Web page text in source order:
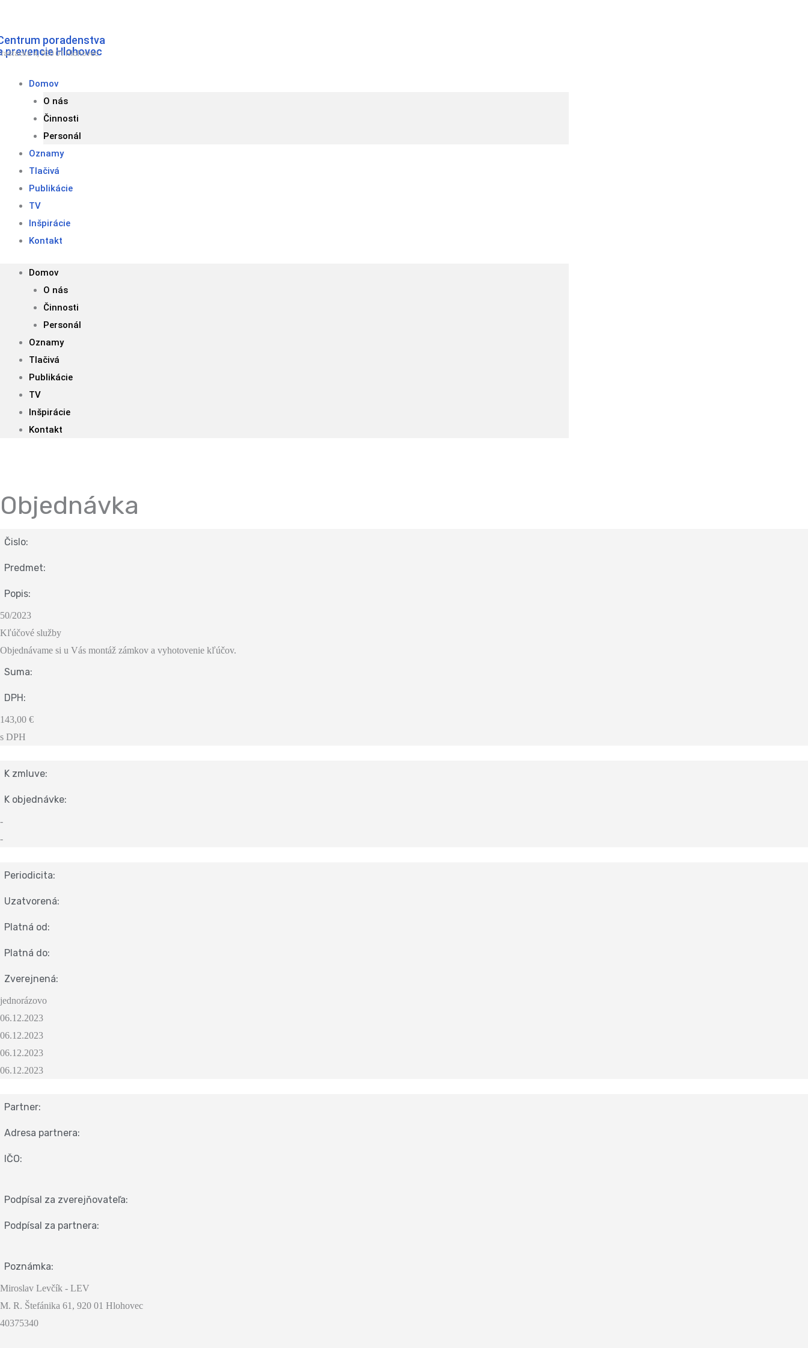
obsah
poradenstva
prevencie Hlohovec
4, 920 01 Hlohovec
Domov
O nás
Činnosti
Personál
Oznamy
Tlačivá
Publikácie
TV
Inšpirácie
Kontakt
Domov
O nás
Činnosti
Personál
Oznamy
Tlačivá
Publikácie
TV
Inšpirácie
Kontakt
Objednávka
Čislo:
Predmet:
Popis:
50/2023
Kľúčové služby
Objednávame si u Vás montáž zámkov a vyhotovenie kľúčov.
Suma:
DPH:
143,00 €
s DPH
K zmluve:
K objednávke:
-
-
Periodicita:
Uzatvorená:
Platná od:
Platná do:
Zverejnená:
jednorázovo
06.12.2023
06.12.2023
06.12.2023
06.12.2023
Partner:
Adresa partnera:
IČO:
Podpísal za zverejňovateľa:
Podpísal za partnera:
Poznámka:
Miroslav Levčík - LEV
M. R. Štefánika 61, 920 01 Hlohovec
40375340